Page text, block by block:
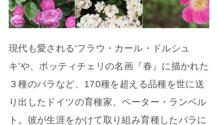
現代も愛される‘フラウ・カール・ドルシュ
キ’や、ボッティチェリの名画『春』に描かれた
３種のバラなど、170種を超える品種を世に送
り出したドイツの育種家、ペーター・ランベル
ト。彼が生涯をかけて取り組み育種したバラに